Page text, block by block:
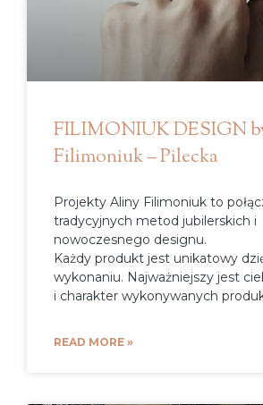
FILIMONIUK DESIGN
Filimoniuk – Pilecka
Projekty Aliny Filimoniuk to
tradycyjnych metod jubilerskich i
nowoczesnego designu.
Każdy produkt jest unikatowy
wykonaniu. Najważniejszy jest
i charakter wykonywanych
READ MORE »